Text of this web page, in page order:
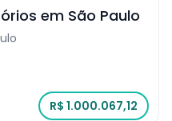
em São Paulo
R$ 1.000.067,12